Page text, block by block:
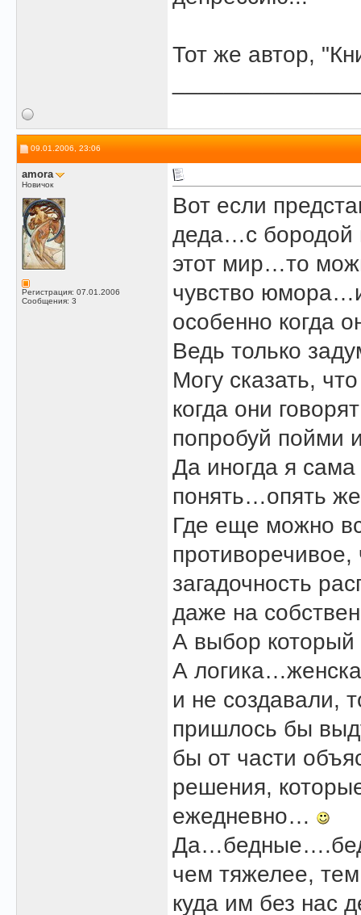
Тот же автор,
09.01.2006, 23:06
amora
Новичок
Регистрация: 07.01.2006
Сообщения: 3
Вот если
деда…с бородой
этот мир…то
чувство
особенно когда
Ведь только
Могу сказать,
когда они
попробуй пойми
Да иногда я
понять…опять
Где еще можно
загадочность
даже на
А выбор
А
и не создавали,
пришлось бы
бы от части
решения,
ежедневно…
чем тяжелее,
куда им без нас